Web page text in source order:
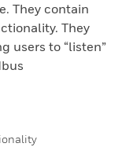
They contain
They
users to “listen”